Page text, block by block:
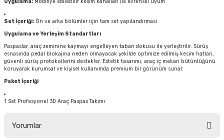
Set İçeriği: Ön ve arka bölümler için tam set yapılandırması
Uygulama ve Yerleşim Standartları
Paspaslar, araç zeminine kaymayı engelleyen taban dokusu ile yerleştirilir. Sürüş
esnasında pedal blokajına neden olmayacak şekilde optimize edilmiş kesim hatları,
güvenli sürüş protokollerini destekler. Estetik tasarımı, araç iç mekan bütünlüğünü
koruyarak kurumsal ve kişisel kullanımda premium bir görünüm sunar.
Paket İçeriği
1 Set Profesyonel 3D Araç Paspas Takımı
Yorumlar